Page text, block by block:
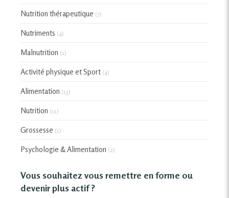
Nutrition thérapeutique (7)
Nutriments (4)
Malnutrition (1)
Activité physique et Sport (4)
Alimentation (13)
Nutrition (11)
Grossesse (1)
Psychologie & Alimentation (2)
Vous souhaitez vous remettre en forme ou
devenir plus actif ?